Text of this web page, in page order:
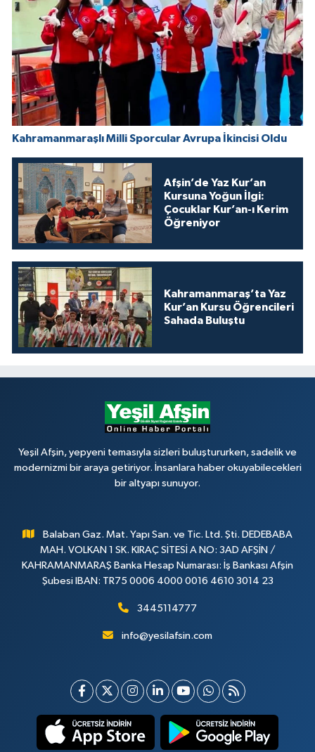
Kahramanmaraşlı Milli Sporcular Avrupa İkincisi Oldu
Afşin’de Yaz Kur’an
Kursuna Yoğun İlgi:
Çocuklar Kur’an-ı Kerim
Öğreniyor
Kahramanmaraş’ta Yaz
Kur’an Kursu Öğrencileri
Sahada Buluştu
Yeşil Afşin, yepyeni temasıyla sizleri buluştururken, sadelik ve
modernizmi bir araya getiriyor. İnsanlara haber okuyabilecekleri
bir altyapı sunuyor.
Balaban Gaz. Mat. Yapı San. ve Tic. Ltd. Şti. DEDEBABA
MAH. VOLKAN 1 SK. KIRAÇ SİTESİ A NO: 3AD AFŞİN /
KAHRAMANMARAŞ Banka Hesap Numarası: İş Bankası Afşin
Şubesi IBAN: TR75 0006 4000 0016 4610 3014 23
3445114777
info@yesilafsin.com